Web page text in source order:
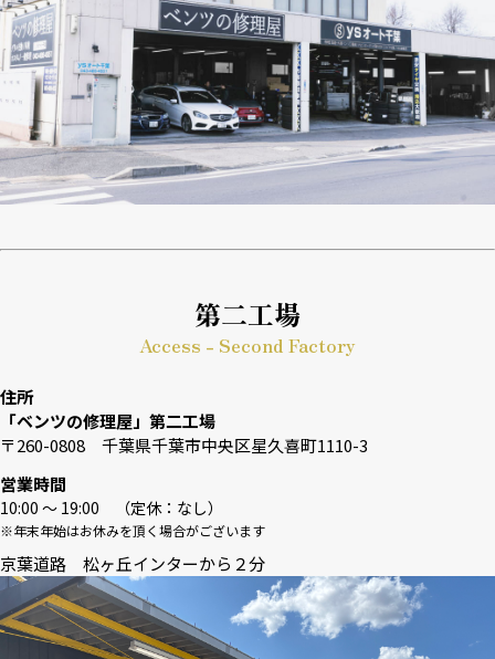
第二工場
Access - Second Factory
住所
「ベンツの修理屋」第二工場
〒260-0808 千葉県千葉市中央区星久喜町1110-3
営業時間
10:00 〜 19:00 （定休：なし）
※年末年始はお休みを頂く場合がございます
京葉道路 松ヶ丘インターから２分